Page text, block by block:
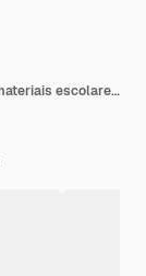
De volta à escola Com antecedentes com materiais escolares Com antecedentes 3